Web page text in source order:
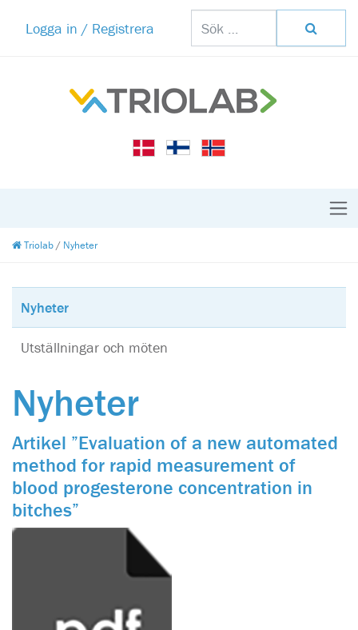
Logga in / Registrera
Triolab/ Nyheter
Nyheter
Utställningar och möten
Nyheter
Artikel ”Evaluation of a new automated
method for rapid measurement of
blood progesterone concentration in
bitches”